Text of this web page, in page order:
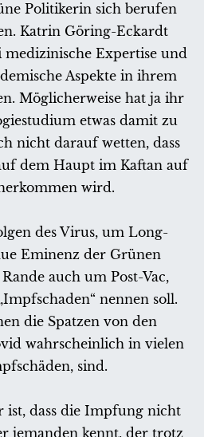
Politikerin sich berufen
Katrin Göring-Eckardt
medizinische Expertise und
Aspekte in ihrem
Möglicherweise hat ja ihr
etwas damit zu
nicht darauf wetten, dass
dem Haupt im Kaftan auf
wird.
des Virus, um Long-
Eminenz der Grünen
auch um Post-Vac,
nennen soll.
die Spatzen von den
wahrscheinlich in vielen
sind.
ist, dass die Impfung nicht
jemanden kennt, der trotz